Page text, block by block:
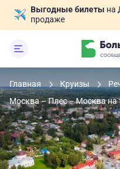
Выгодные билеты на
продаже
Главная Круизы
Москва – Плес – Москва на